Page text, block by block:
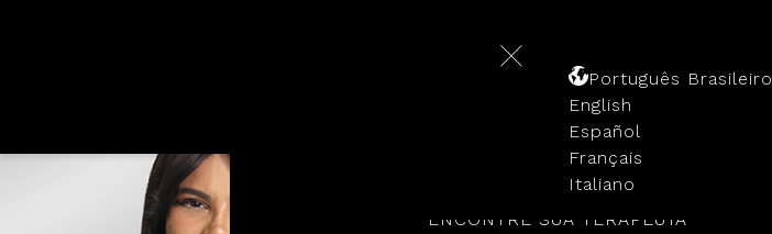
NOSSA HISTÓRIA
ENCONTRE SUA TERAPEUTA
Português Brasileiro
English
Español
Français
Italiano